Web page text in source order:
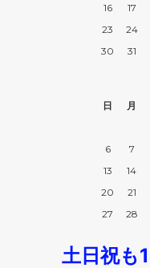
16
17
23
24
30
31
日
月
6
7
13
14
20
21
27
28
土日祝も